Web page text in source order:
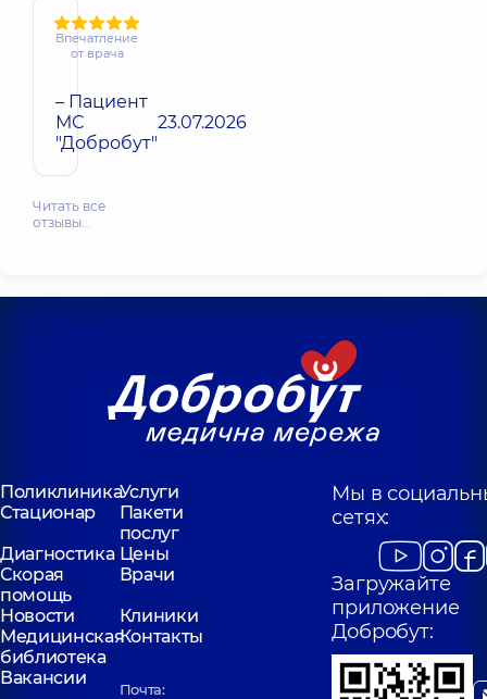
Впечатление
от врача
– Пациент
МС
"Добробут"
23.07.2026
Читать все
отзывы…
ПоликлиникаУслуги
Стационар
Пакети
послуг
Диагностика Цены
Скорая
помощь
Врачи
Новости
Клиники
Медицинская
библиотека
Контакты
Вакансии
Почта:
Мы в
сетях:
Загружайте
приложение
Добробут: